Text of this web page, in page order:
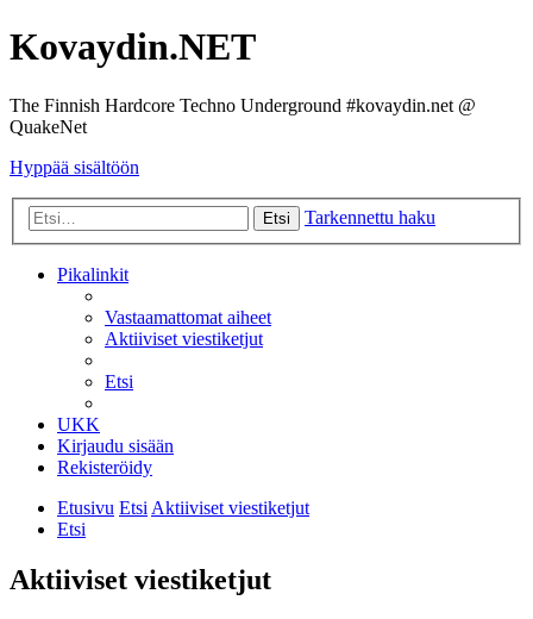
Kovaydin.NET
The Finnish Hardcore Techno Underground #kovaydin.net @
QuakeNet
Hyppää sisältöön
Etsi Tarkennettu haku
Pikalinkit
Vastaamattomat aiheet
Aktiiviset viestiketjut
Etsi
UKK
Kirjaudu sisään
Rekisteröidy
Etusivu EtsiAktiiviset viestiketjut
Etsi
Aktiiviset viestiketjut